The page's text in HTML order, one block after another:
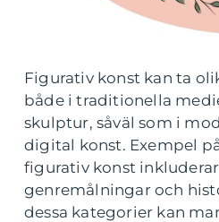
Figurativ konst kan ta
både i traditionella
skulptur, såväl som i
digital konst. Exempel
figurativ konst
genremålningar och
dessa kategorier kan